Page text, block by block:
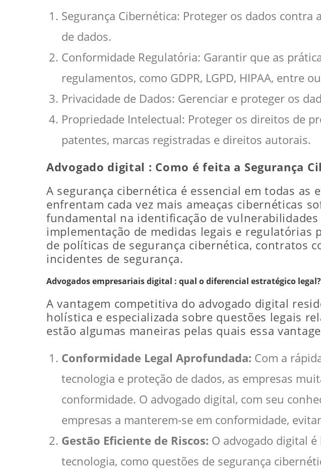
Segurança Cibernética: Proteger os dados contra
de dados.
Conformidade Regulatória: Garantir que as
regulamentos, como GDPR, LGPD, HIPAA, entre
Privacidade de Dados: Gerenciar e proteger os
Propriedade Intelectual: Proteger os direitos de
patentes, marcas registradas e direitos autorais.
Advogado digital : Como é feita a Segurança
A segurança cibernética é essencial em todas
enfrentam cada vez mais ameaças cibernéticas
fundamental na identificação de
implementação de medidas legais e
de políticas de segurança cibernética, contratos
incidentes de segurança.
Advogados empresariais digital : qual o diferencial estratégico legal?
A vantagem competitiva do advogado digital
holística e especializada sobre questões legais
estão algumas maneiras pelas quais essa
Conformidade Legal Aprofundada: Com a
tecnologia e proteção de dados, as empresas
conformidade. O advogado digital, com seu
empresas a manterem-se em conformidade,
Gestão Eficiente de Riscos: O advogado digital
tecnologia, como questões de segurança